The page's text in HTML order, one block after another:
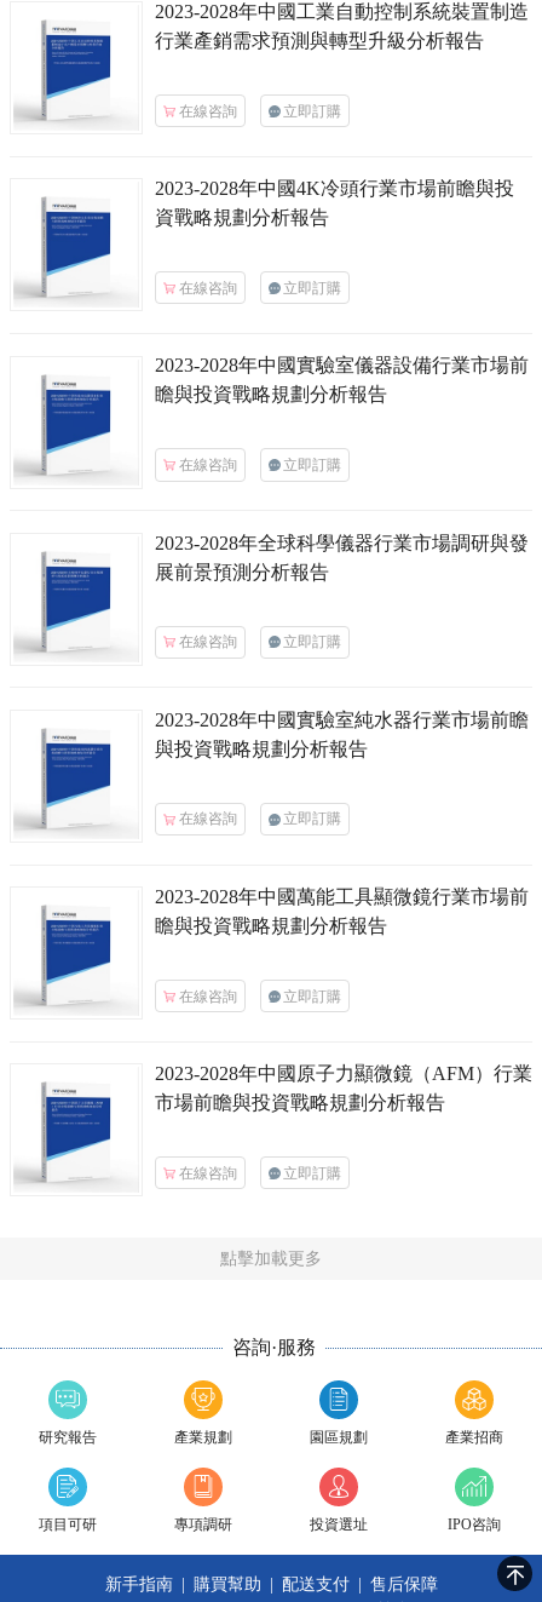
2023-2028年中國 工業自動控制系統裝置制造
行業產銷需求預測與轉型升級分析報告
在線咨詢 立即訂購
2023-2028年中國4K冷頭行業市場前瞻與投
資戰略規劃分析報告
在線咨詢 立即訂購
2023-2028年中國實驗室儀器設備行業市場前
瞻與投資戰略規劃分析報告
在線咨詢 立即訂購
2023-2028年全球科學儀器行業市場調研與發
展前景預測分析報告
在線咨詢 立即訂購
2023-2028年中國實驗室純水器行業市場前瞻
與投資戰略規劃分析報告
在線咨詢 立即訂購
2023-2028年中國萬能工具顯微鏡行業市場前
瞻與投資戰略規劃分析報告
在線咨詢 立即訂購
2023-2028年中國 原子力顯微鏡（AFM） 行業
市場前瞻與投資戰略規劃分析報告
在線咨詢 立即訂購
點擊加載更多
咨詢·服務
研究報告 產業規劃 園區規劃 產業招商
項目可研 專項調研 投資選址 IPO咨詢
新手指南 | 購買幫助 | 配送支付 | 售后保障